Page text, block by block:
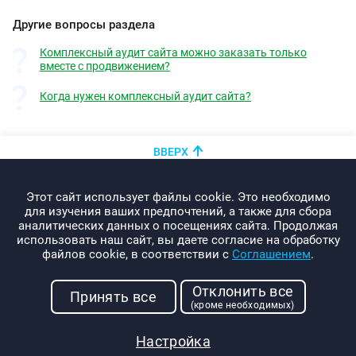
Другие вопросы раздела
Комплексный аудит сайта можно заказать только
вместе с продвижением?
Когда нужен комплексный аудит сайта?
Этот сайт использует файлы cookie. Это необходимо
для изучения ваших предпочтений, а также для сбора
аналитических данных о посещениях сайта. Продолжая
использовать наш сайт, вы даете согласие на обработку
файлов cookie, в соответствии с Соглашением.
Настройка
Принять все Отклонить все
(кроме необходимых)
ВВЕРХ
info@promo-webcom.by
© 2000-2026. Webcom Performance
г. Минск, ул. Свердлова, 11-332
УНП: 190437288
Политика конфиденциальности